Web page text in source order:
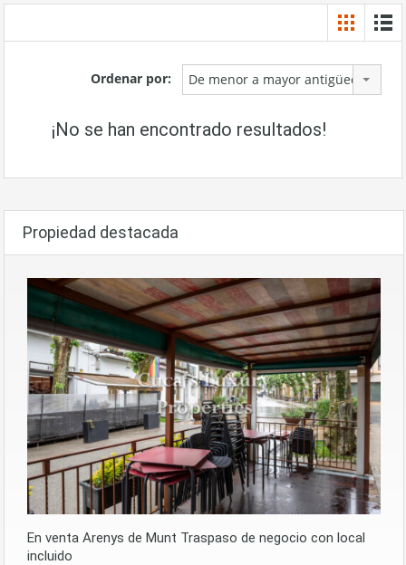
Ordenar por: De menor a mayor antigüedad
¡No se han encontrado resultados!
Propiedad destacada
En venta Arenys de Munt Traspaso de negocio con local
incluido